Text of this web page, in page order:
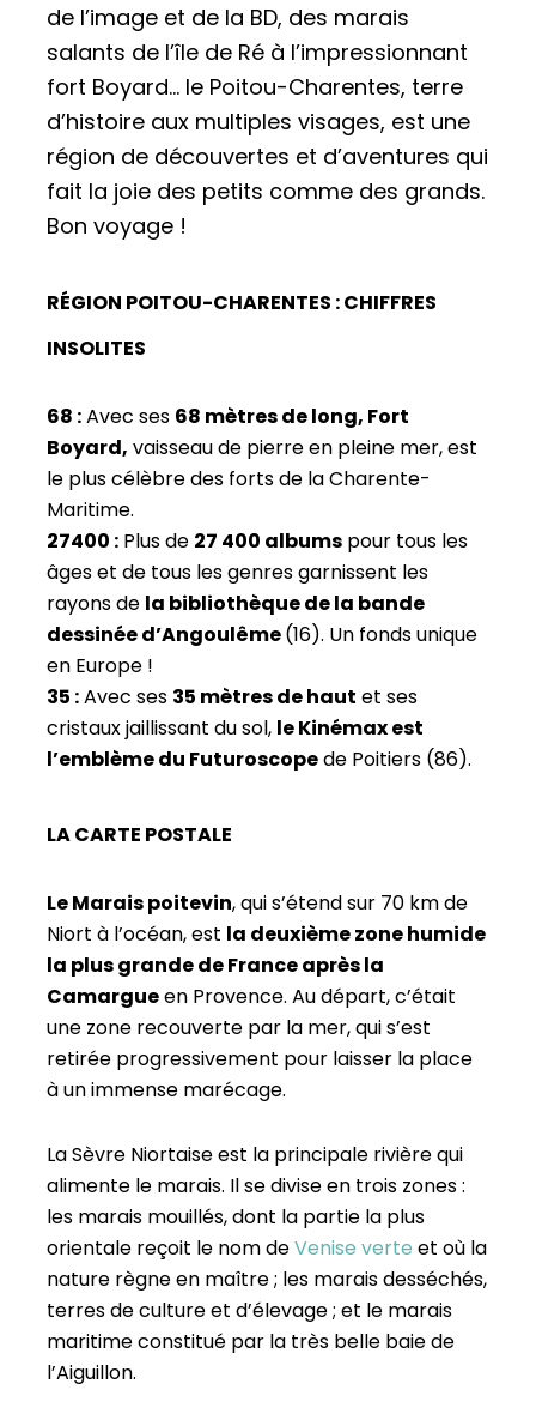
de l’image et de la BD, des marais
salants de l’île de Ré à l’impressionnant
fort Boyard… le Poitou-Charentes, terre
d’histoire aux multiples visages, est une
région de découvertes et d’aventures qui
fait la joie des petits comme des grands.
Bon voyage !
RÉGION POITOU-CHARENTES : CHIFFRES
INSOLITES
68 :Avec ses 68 mètres de long, Fort
Boyard, vaisseau de pierre en pleine mer, est
le plus célèbre des forts de la Charente-
Maritime.
27400 : Plus de 27 400 albums pour tous les
âges et de tous les genres garnissent les
rayons de la bibliothèque de la bande
dessinée d’Angoulême(16). Un fonds unique
en Europe !
35 :Avec ses 35 mètres de haut et ses
cristaux jaillissant du sol, le Kinémax est
l’emblème du Futuroscopede Poitiers (86).
LA CARTE POSTALE
Le Marais poitevin, qui s’étend sur 70 km de
Niort à l’océan, est la deuxième zone humide
la plus grande de France après la
Camargueen Provence. Au départ, c’était
une zone recouverte par la mer, qui s’est
retirée progressivement pour laisser la place
à un immense marécage.
La Sèvre Niortaise est la principale rivière qui
alimente le marais. Il se divise en trois zones :
les marais mouillés, dont la partie la plus
orientale reçoit le nom deVenise verte et où la
nature règne en maître ; les marais desséchés,
terres de culture et d’élevage ; et le marais
maritime constitué par la très belle baie de
l’Aiguillon.